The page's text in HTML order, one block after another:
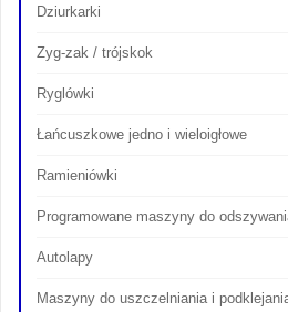
Dziurkarki
Zyg-zak / trójskok
Ryglówki
Łańcuszkowe jedno i wieloigłowe
Ramieniówki
Programowane maszyny do
Autolapy
Maszyny do uszczelniania i